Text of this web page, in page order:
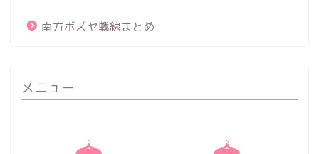
南方ボズヤ戦線まとめ
メニュー